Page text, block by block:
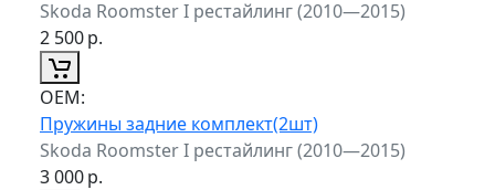
Skoda Roomster I рестайлинг (2010—2015)
2 500р.
ОЕМ:
Пружины задние комплект(2шт)
Skoda Roomster I рестайлинг (2010—2015)
3 000р.